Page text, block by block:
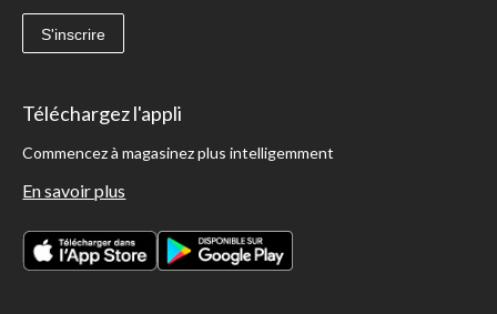
S'inscrire
Téléchargez l'appli
Commencez à magasinez plus intelligemment
En savoir plus